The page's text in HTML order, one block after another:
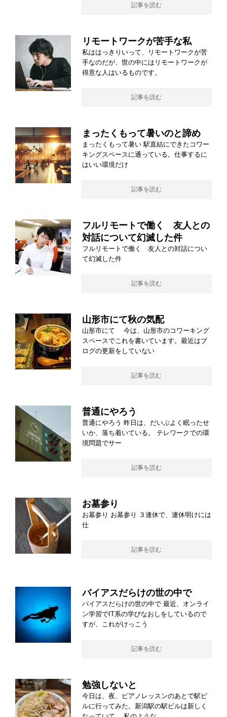
記事を読む
リモートワークが苦手な私
私ははっきりいって、リモートワークが苦
手なのだが、世の中にはリモートワークが
得意な人はいるものです。
記事を読む
まったくもって暑いのと諦め
まったくもって暑い 駅直結にできたコワー
キングスペースに通っている。仕事するに
はいい環境だけ
記事を読む
フルリモートで働く 友人との
対話について幻滅した件
フルリモートで働く 友人との対話につい
て幻滅した件
記事を読む
山形市にて秋の気配
山形市にて 今は、山形市のコワーキング
スペースでこれを書いています。最近はブ
ログの更新をしていない
記事を読む
普通にやろう
普通にやろう 昨日は、だいぶよく眠ったせ
いか、落ち着いている。 テレワークでの環
境問題でサー
記事を読む
お墓参り
お墓参り お墓参り ３連休で、連休明けには
仕
記事を読む
バイアスだらけの世の中で
バイアスだらけの世の中で 最近、オンライ
ン学習でIT系の学びなおしをしているので
すが、これがけっこう
記事を読む
勉強しないと
今日は、夜、ピアノレッスンのあとで駅ビ
ルに行ってみた。新潟駅の駅ビルは新しく